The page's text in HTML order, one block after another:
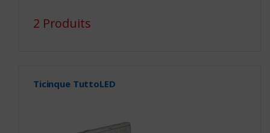
2 Produits
Ticinque TuttoLED